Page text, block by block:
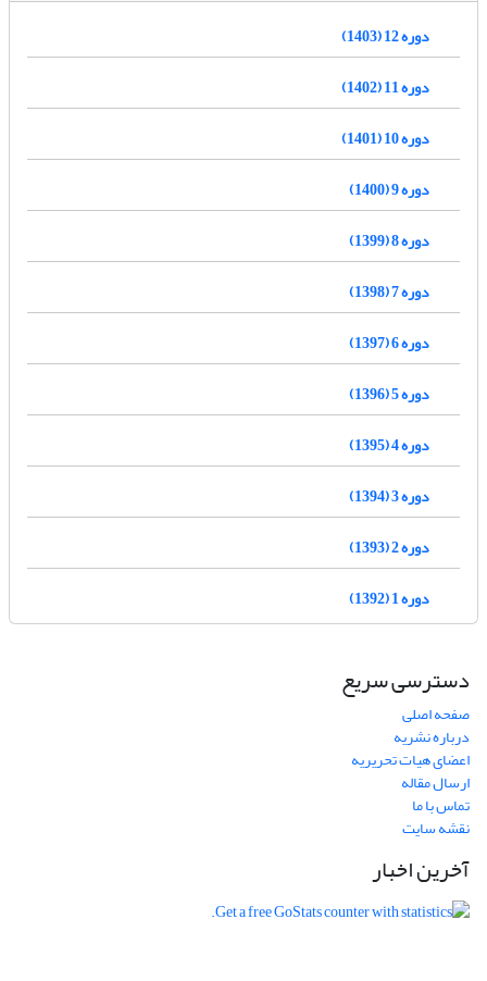
دوره 12 (1403)
دوره 11 (1402)
دوره 10 (1401)
دوره 9 (1400)
دوره 8 (1399)
دوره 7 (1398)
دوره 6 (1397)
دوره 5 (1396)
دوره 4 (1395)
دوره 3 (1394)
دوره 2 (1393)
دوره 1 (1392)
دسترسی سریع
صفحه اصلی
درباره نشریه
اعضای هیات تحریریه
ارسال مقاله
تماس با ما
نقشه سایت
آخرین اخبار